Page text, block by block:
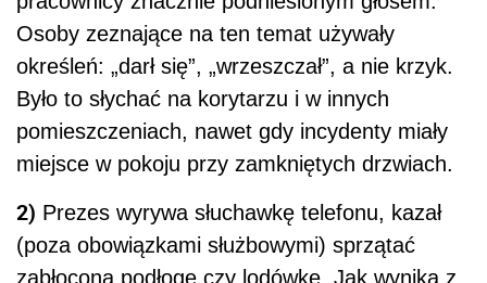
Osoby zeznające na ten temat używały
określeń: „darł się”, „wrzeszczał”, a nie krzyk.
Było to słychać na korytarzu i w innych
pomieszczeniach, nawet gdy incydenty miały
miejsce w pokoju przy zamkniętych drzwiach.
2) Prezes wyrywa słuchawkę telefonu, kazał
(poza obowiązkami służbowymi) sprzątać
zabłoconą podłogę czy lodówkę. Jak wynika z